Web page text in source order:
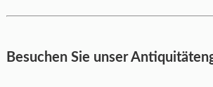
Besuchen Sie unser